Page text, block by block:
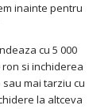
inainte pentru
cu 5 000
si inchiderea
mai tarziu cu
la altceva